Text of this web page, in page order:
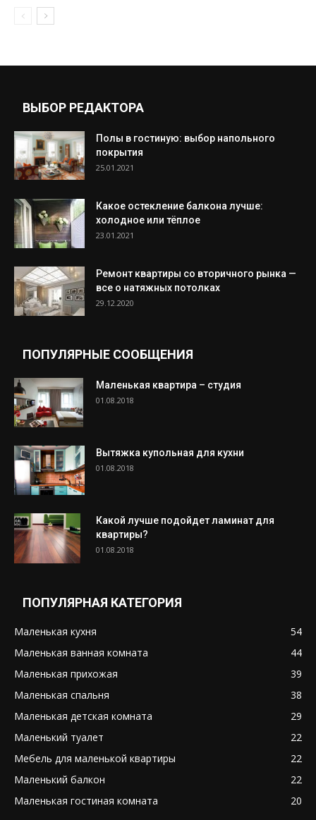
ВЫБОР РЕДАКТОРА
Полы в гостиную: выбор напольного
покрытия
25.01.2021
Какое остекление балкона лучше:
холодное или тёплое
23.01.2021
Ремонт квартиры со вторичного рынка —
все о натяжных потолках
29.12.2020
ПОПУЛЯРНЫЕ СООБЩЕНИЯ
Маленькая квартира – студия
01.08.2018
Вытяжка купольная для кухни
01.08.2018
Какой лучше подойдет ламинат для
квартиры?
01.08.2018
ПОПУЛЯРНАЯ КАТЕГОРИЯ
Маленькая кухня
54
Маленькая ванная комната
44
Маленькая прихожая
39
Маленькая спальня
38
Маленькая детская комната
29
Маленький туалет
22
Мебель для маленькой квартиры
22
Маленький балкон
22
Маленькая гостиная комната
20